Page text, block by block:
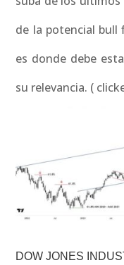
de la potencial bull
es donde debe
su relevancia. (
DOW JONES